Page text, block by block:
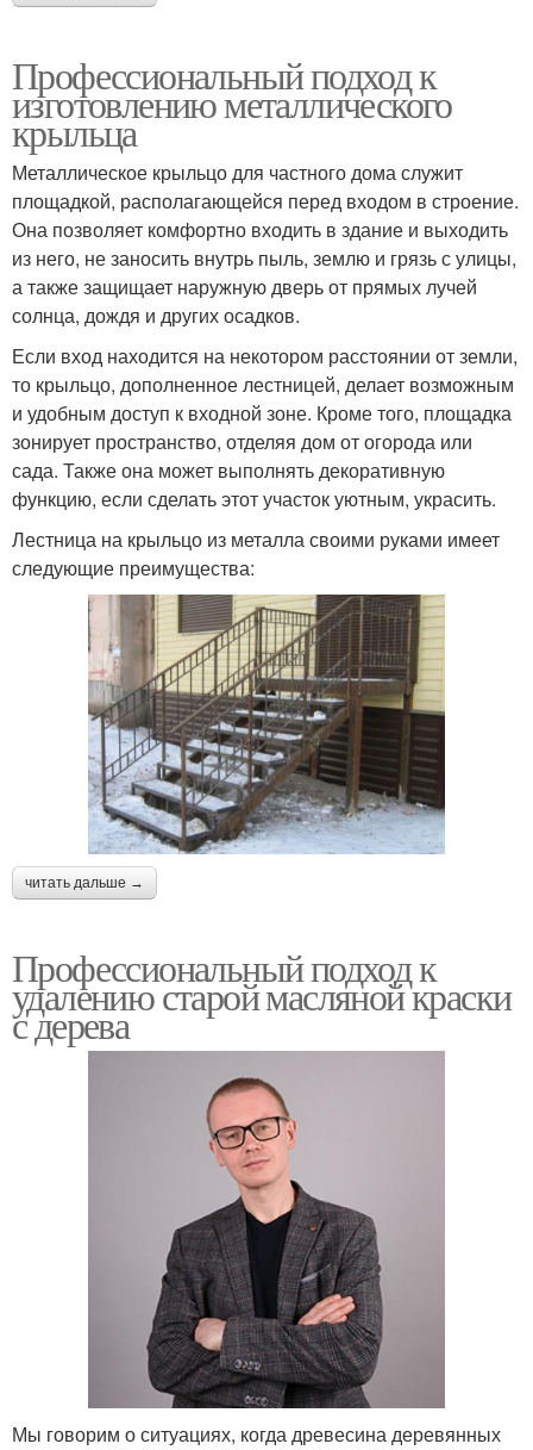
Профессиональный подход к
изготовлению металлического
крыльца
Металлическое крыльцо для частного дома служит
площадкой, располагающейся перед входом в строение.
Она позволяет комфортно входить в здание и выходить
из него, не заносить внутрь пыль, землю и грязь с улицы,
а также защищает наружную дверь от прямых лучей
солнца, дождя и других осадков.
Если вход находится на некотором расстоянии от земли,
то крыльцо, дополненное лестницей, делает возможным
и удобным доступ к входной зоне. Кроме того, площадка
зонирует пространство, отделяя дом от огорода или
сада. Также она может выполнять декоративную
функцию, если сделать этот участок уютным, украсить.
Лестница на крыльцо из металла своими руками имеет
следующие преимущества:
читать дальше →
Профессиональный подход к
удалению старой масляной краски
с дерева
Мы говорим о ситуациях, когда древесина деревянных